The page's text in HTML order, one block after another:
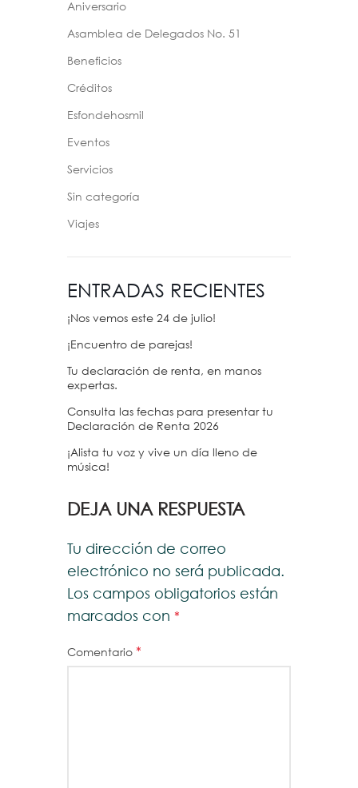
Aniversario
Asamblea de Delegados No. 51
Beneficios
Créditos
Esfondehosmil
Eventos
Servicios
Sin categoría
Viajes
ENTRADAS RECIENTES
¡Nos vemos este 24 de julio!
¡Encuentro de parejas!
Tu declaración de renta, en manos
expertas.
Consulta las fechas para presentar tu
Declaración de Renta 2026
¡Alista tu voz y vive un día lleno de
música!
DEJA UNA RESPUESTA
Tu dirección de correo
electrónico no será publicada.
Los campos obligatorios están
marcados con *
Comentario *